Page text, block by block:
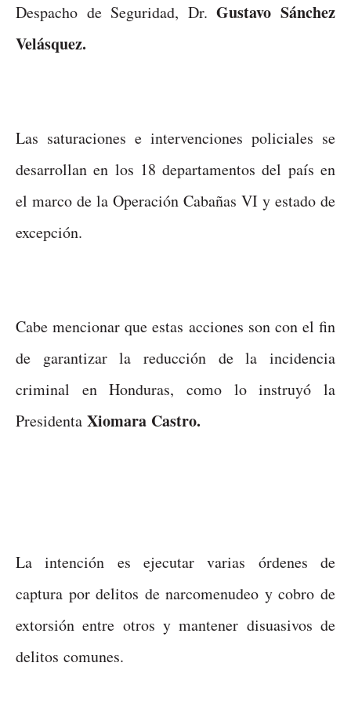
Despacho de Seguridad, Dr.Gustavo Sánchez
Velásquez.
Las saturaciones e intervenciones policiales se
desarrollan en los 18 departamentosdel país en
el marco de la Operación Cabañas VI y estado de
excepción.
Cabe mencionar que estas acciones son con el fin
de garantizar la reducción de la incidencia
criminal en Honduras, como lo instruyó la
Presidenta Xiomara Castro.
La intención es ejecutar varias órdenes de
captura por delitos de narcomenudeo y cobro de
extorsión entre otros y mantener disuasivos de
delitos comunes.